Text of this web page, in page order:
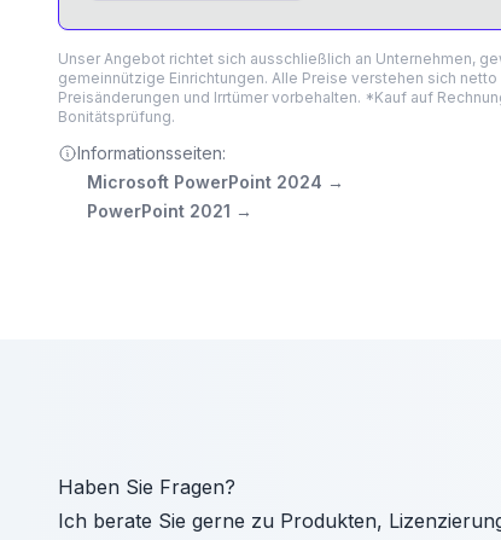
Unser Angebot richtet sich ausschließlich an Unternehmen,
gemeinnützige Einrichtungen. Alle Preise verstehen sich
Preisänderungen und Irrtümer vorbehalten. *Kauf auf
Bonitätsprüfung.
Informationsseiten:
Microsoft PowerPoint 2024 →
PowerPoint 2021 →
Haben Sie Fragen?
Ich berate Sie gerne zu Produkten,